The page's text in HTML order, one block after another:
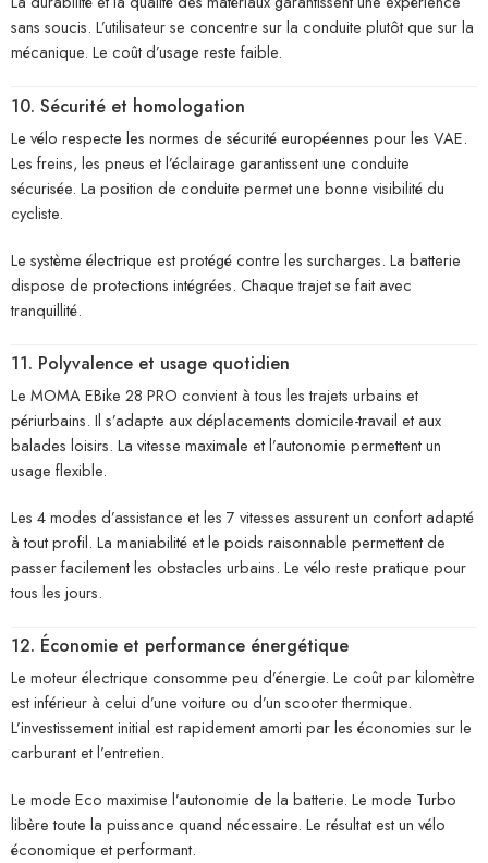
sans soucis. L’utilisateur se concentre sur la conduite plutôt que sur la
mécanique. Le coût d’usage reste faible.
10. Sécurité et homologation
Le vélo respecte les normes de sécurité européennes pour les VAE.
Les freins, les pneus et l’éclairage garantissent une conduite
sécurisée. La position de conduite permet une bonne visibilité du
cycliste.
Le système électrique est protégé contre les surcharges. La batterie
dispose de protections intégrées. Chaque trajet se fait avec
tranquillité.
11. Polyvalence et usage quotidien
Le MOMA EBike 28 PRO convient à tous les trajets urbains et
périurbains. Il s’adapte aux déplacements domicile-travail et aux
balades loisirs. La vitesse maximale et l’autonomie permettent un
usage flexible.
Les 4 modes d’assistance et les 7 vitesses assurent un confort adapté
à tout profil. La maniabilité et le poids raisonnable permettent de
passer facilement les obstacles urbains. Le vélo reste pratique pour
tous les jours.
12. Économie et performance énergétique
Le moteur électrique consomme peu d’énergie. Le coût par kilomètre
est inférieur à celui d’une voiture ou d’un scooter thermique.
L’investissement initial est rapidement amorti par les économies sur le
carburant et l’entretien.
Le mode Eco maximise l’autonomie de la batterie. Le mode Turbo
libère toute la puissance quand nécessaire. Le résultat est un vélo
économique et performant.